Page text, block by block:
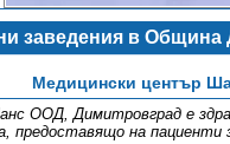
заведения в Община
Медицински център
ООД, Димитровград е
предоставящо на пациенти